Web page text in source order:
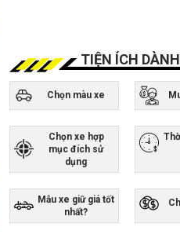
TIỆN ÍCH
Chọn màu xe
Chọn xe hợp
mục đích sử
dụng
Mẫu xe giữ giá tốt
nhất?